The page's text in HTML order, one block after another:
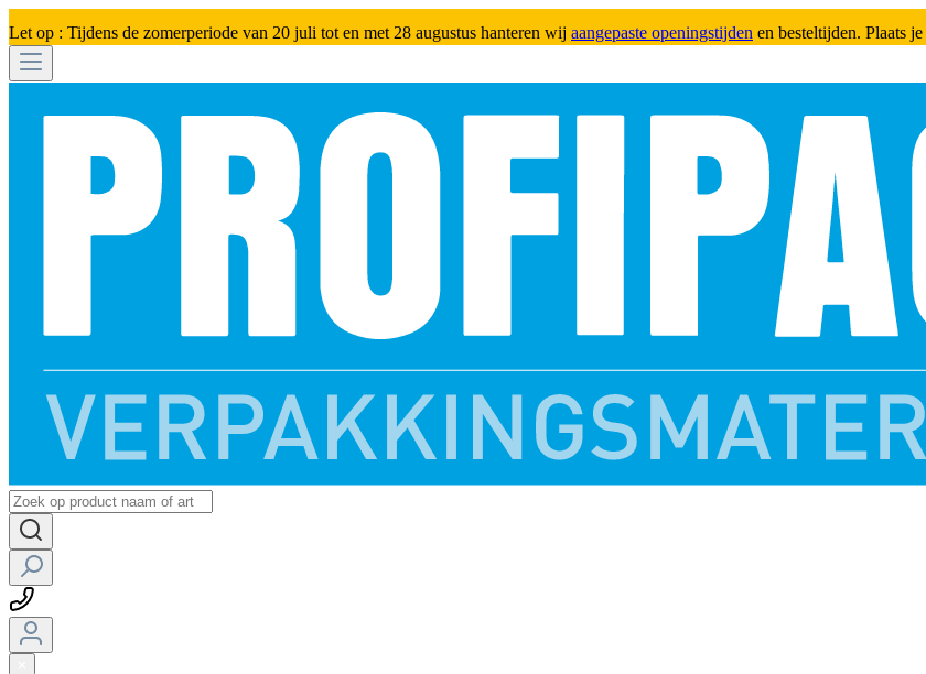
Let op : Tijdens de zomerperiode van 20 juli tot en met 28 augustus hanteren wij aangepaste openingstijden en besteltijden. Plaats